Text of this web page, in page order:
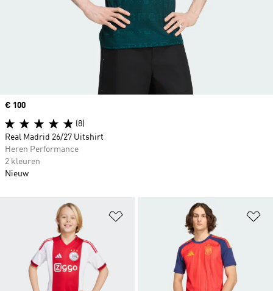
Op verlanglijst zetten
Price
€ 100
(8)
Real Madrid 26/27 Uitshirt
Heren Performance
2 kleuren
Nieuw